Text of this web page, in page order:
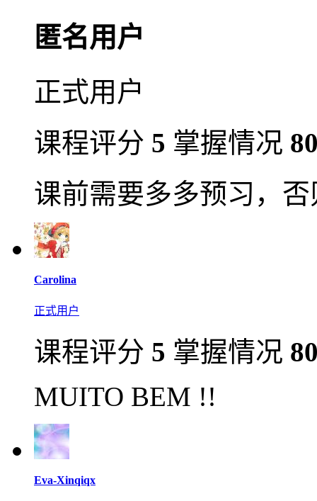
匿名用户
正式用户
课程评分 5 掌握情况
课前需要多多预习，
Carolina
正式用户
课程评分 5 掌握情况
MUITO BEM !!
Eva-Xinqiqx